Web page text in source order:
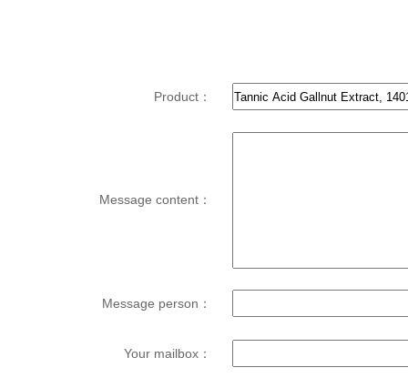
Product：
Message content：
Message person：
Your mailbox：